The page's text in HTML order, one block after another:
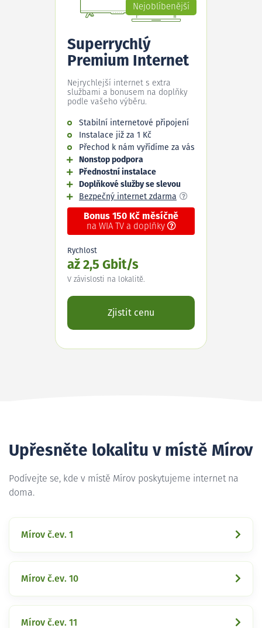
Nejoblíbenější
Superrychlý
Premium Internet
Nejrychlejší internet s extra
službami a bonusem na doplňky
podle vašeho výběru.
Stabilní internetové připojení
Instalace již za 1 Kč
Přechod k nám vyřídíme za vás
Nonstop podpora
Přednostní instalace
Doplňkové služby se slevou
Bezpečný internet zdarma
Bonus 150 Kč měsíčně
na WIA TV a doplňky
Rychlost
až 2,5 Gbit/s
V závislosti na lokalitě.
Zjistit cenu
Upřesněte lokalitu v místě Mírov
Podívejte se, kde v místě Mírov poskytujeme internet na
doma.
Mírov č.ev. 1
Mírov č.ev. 10
Mírov č.ev. 11